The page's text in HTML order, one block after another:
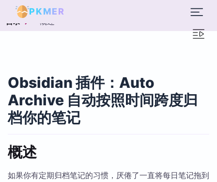
PKMER
目录 概述
Obsidian 插件：Auto
Archive 自动按照时间跨度归
档你的笔记
概述
如果你有定期归档笔记的习惯，厌倦了一直将每日笔记拖到